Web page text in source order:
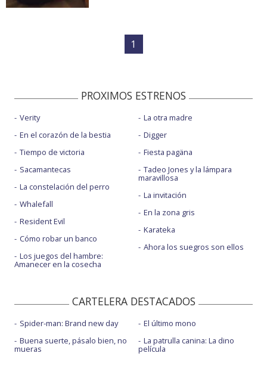
1
PROXIMOS ESTRENOS
Verity
En el corazón de la bestia
Tiempo de victoria
Sacamantecas
La constelación del perro
Whalefall
Resident Evil
Cómo robar un banco
Los juegos del hambre:
Amanecer en la cosecha
La otra madre
Digger
Fiesta pagäna
Tadeo Jones y la lámpara
maravillosa
La invitación
En la zona gris
Karateka
Ahora los suegros son ellos
CARTELERA DESTACADOS
Spider-man: Brand new day
Buena suerte, pásalo bien, no
mueras
El último mono
La patrulla canina: La dino
película